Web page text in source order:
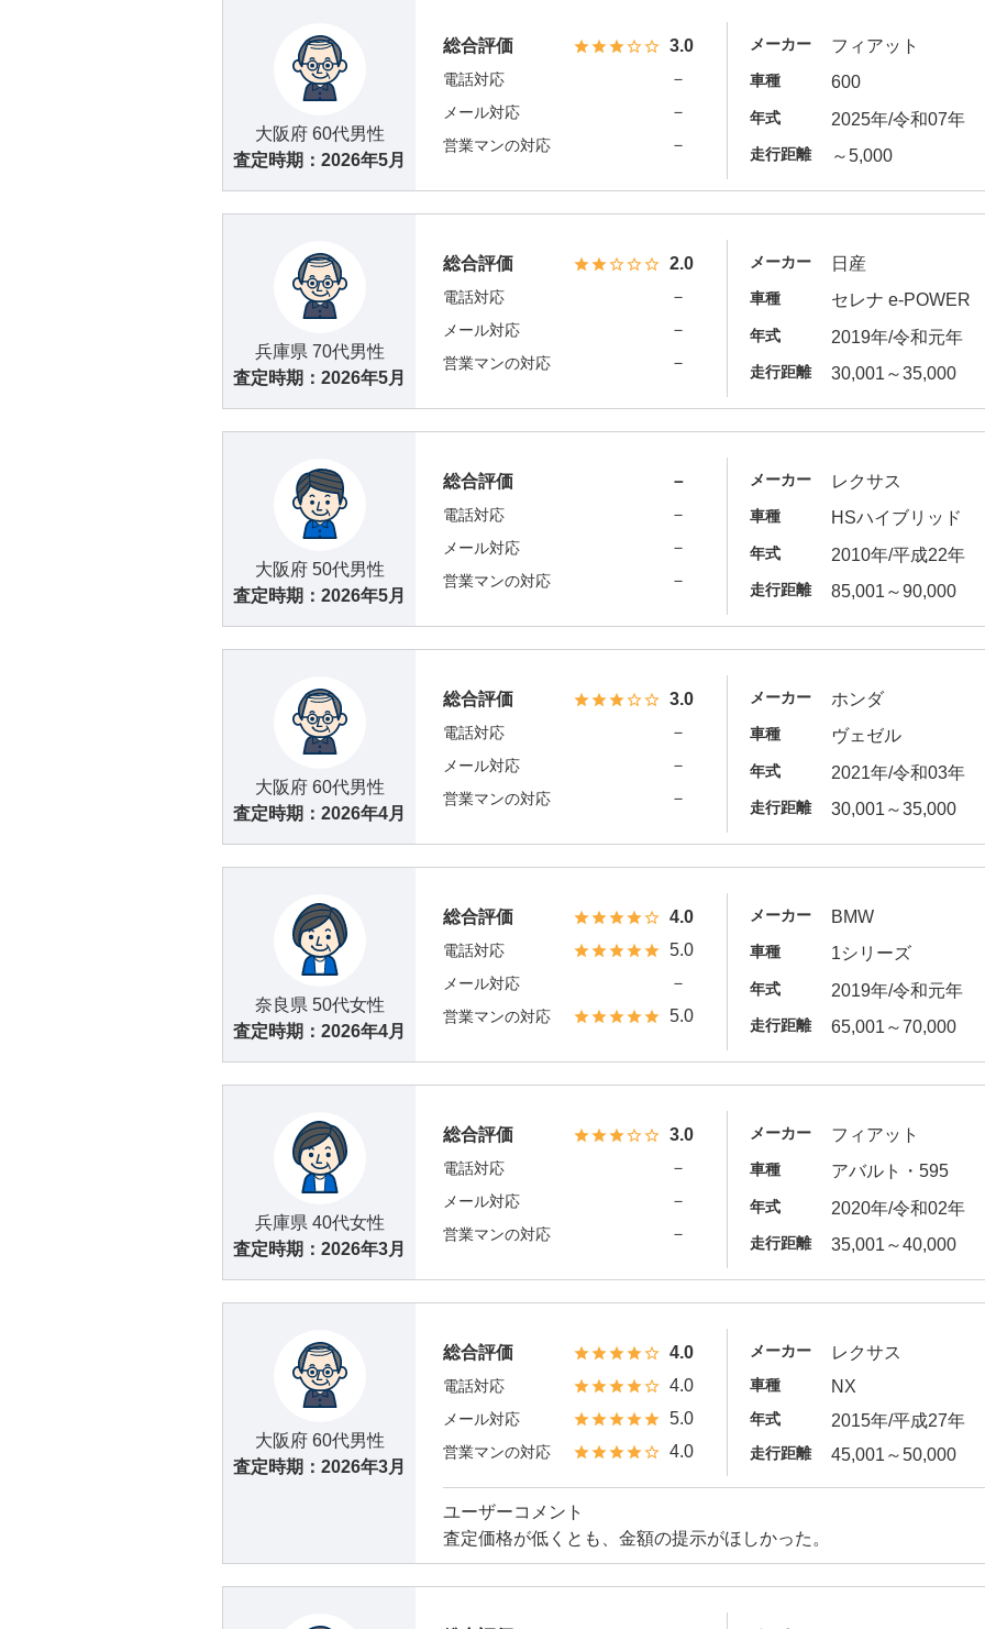
大阪府 60代男性
査定時期： 2026年5月
総合評価 3.0
電話対応 －
メール対応 －
営業マンの対応 －
メーカー フィアット
車種 600
年式 2025年/令和07年
走行距離 ～5,000
兵庫県 70代男性
査定時期： 2026年5月
総合評価 2.0
電話対応 －
メール対応 －
営業マンの対応 －
メーカー 日産
車種 セレナ e-POWER
年式 2019年/令和元年
走行距離 30,001～35,000
大阪府 50代男性
査定時期： 2026年5月
総合評価 －
電話対応 －
メール対応 －
営業マンの対応 －
メーカー レクサス
車種 HSハイブリッド
年式 2010年/平成22年
走行距離 85,001～90,000
大阪府 60代男性
査定時期： 2026年4月
総合評価 3.0
電話対応 －
メール対応 －
営業マンの対応 －
メーカー ホンダ
車種 ヴェゼル
年式 2021年/令和03年
走行距離 30,001～35,000
奈良県 50代女性
査定時期： 2026年4月
総合評価 4.0
電話対応 5.0
メール対応 －
営業マンの対応 5.0
メーカー BMW
車種 1シリーズ
年式 2019年/令和元年
走行距離 65,001～70,000
兵庫県 40代女性
査定時期： 2026年3月
総合評価 3.0
電話対応 －
メール対応 －
営業マンの対応 －
メーカー フィアット
車種 アバルト・595
年式 2020年/令和02年
走行距離 35,001～40,000
大阪府 60代男性
査定時期： 2026年3月
総合評価 4.0
電話対応 4.0
メール対応 5.0
営業マンの対応 4.0
メーカー レクサス
車種 NX
年式 2015年/平成27年
走行距離 45,001～50,000
ユーザーコメント
査定価格が低くとも、金額の提示がほしかった。